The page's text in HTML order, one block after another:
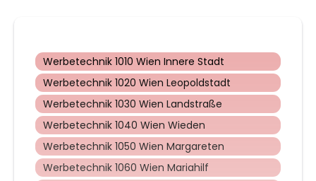
Werbetechnik 1010 Wien Innere Stadt
Werbetechnik 1020 Wien Leopoldstadt
Werbetechnik 1030 Wien Landstraße
Werbetechnik 1040 Wien Wieden
Werbetechnik 1050 Wien Margareten
Werbetechnik 1060 Wien Mariahilf